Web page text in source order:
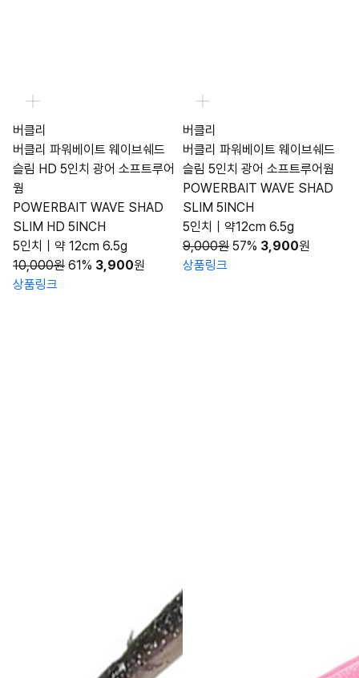
버클리
버클리 파워베이트 웨이브쉐드
슬림 HD 5인치 광어 소프트루어
웜
POWERBAIT WAVE SHAD
SLIM HD 5INCH
5인치｜약 12cm 6.5g
10,000원 61% 3,900원
상품링크
버클리
버클리 파워베이트 웨이브쉐드
슬림 5인치 광어 소프트루어웜
POWERBAIT WAVE SHAD
SLIM 5INCH
5인치｜약12cm 6.5g
9,000원 57% 3,900원
상품링크